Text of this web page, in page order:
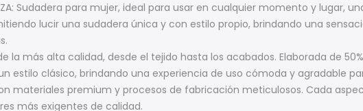
Sudadera para mujer, ideal para usar en cualquier momento y
lucir una sudadera única y con estilo propio, brindando una
de la más alta calidad, desde el tejido hasta los acabados. Elaborada de
estilo clásico, brindando una experiencia de uso cómoda y agradable
materiales premium y procesos de fabricación meticulosos. Cada
más exigentes de calidad.